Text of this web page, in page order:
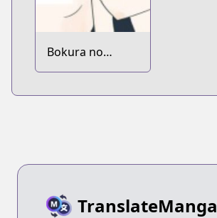
Bokura no
Hentai dj - Boku
TranslateManga